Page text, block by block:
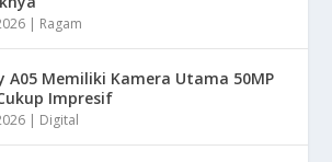
| Ragam
A05 Memiliki Kamera Utama 50MP
Impresif
| Digital